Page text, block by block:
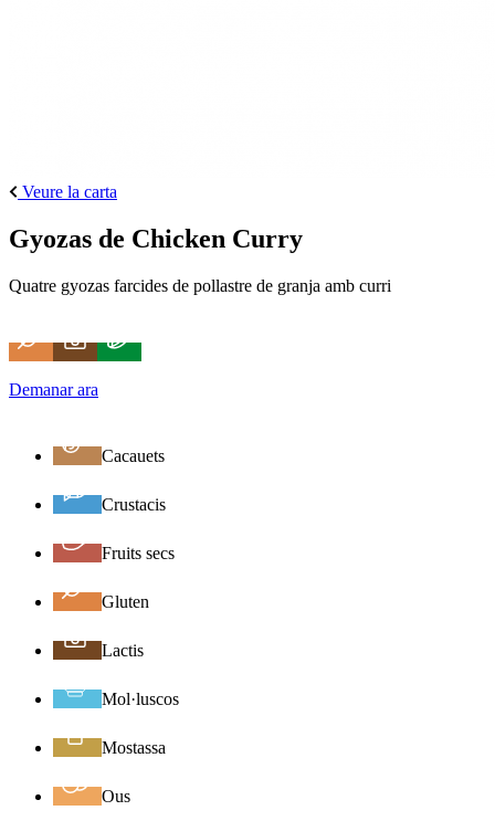
Veure la carta
Gyozas de Chicken Curry
Quatre gyozas farcides de pollastre de granja amb curri
Demanar ara
Cacauets
Crustacis
Fruits secs
Gluten
Lactis
Mol·luscos
Mostassa
Ous